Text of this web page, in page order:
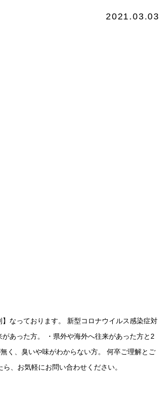
2021.03.03
なっております。 新型コロナウイルス感染症対
あった方。 ・県外や海外へ往来があった方と2
く、臭いや味がわからない方。 何卒ご理解とご
、お気軽にお問い合わせください。